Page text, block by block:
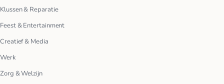
Klussen & Reparatie
Feest & Entertainment
Creatief & Media
Werk
Zorg & Welzijn